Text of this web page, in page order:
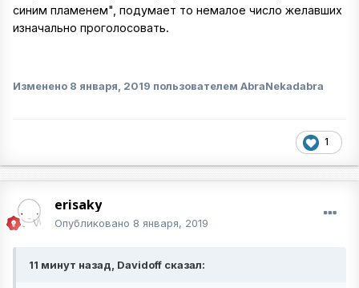
синим пламенем", подумает то немалое число желавших
изначально проголосовать.
Изменено 8 января, 2019 пользователем AbraNekadabra
1
erisaky
Опубликовано 8 января, 2019
11 минут назад, Davidoff сказал: